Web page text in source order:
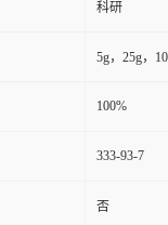
科研
5g，25g，
100%
333-93-7
否